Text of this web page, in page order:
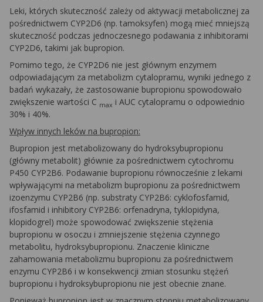
Leki, których skuteczność zależy od aktywacji metabolicznej za
pośrednictwem CYP2D6 (np. tamoksyfen) mogą mieć mniejszą
skuteczność podczas jednoczesnego podawania z inhibitorami
CYP2D6, takimi jak bupropion.
Pomimo tego, że CYP2D6 nie jest głównym enzymem
odpowiadającym za metabolizm cytalopramu, wyniki jednego z
badań wykazały, że zastosowanie bupropionu spowodowało
zwiększenie wartości C max i AUC cytalopramu o odpowiednio
30% i 40%.
Wpływ innych leków na bupropion:
Bupropion jest metabolizowany do hydroksybupropionu
(główny metabolit) głównie za pośrednictwem cytochromu
P450 CYP2B6. Podawanie bupropionu równocześnie z lekami
wpływającymi na metabolizm bupropionu za pośrednictwem
izoenzymu CYP2B6 (np. substraty CYP2B6: cyklofosfamid,
ifosfamid i inhibitory CYP2B6: orfenadryna, tyklopidyna,
klopidogrel) może spowodować zwiększenie stężenia
bupropionu w osoczu i zmniejszenie stężenia czynnego
metabolitu, hydroksybupropionu. Znaczenie kliniczne
zahamowania metabolizmu bupropionu za pośrednictwem
enzymu CYP2B6 i w konsekwencji zmian stosunku stężeń
bupropionu i hydroksybupropionu nie jest obecnie znane.